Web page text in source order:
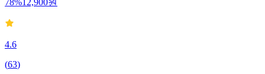
78%12,900원
4.6
(63)